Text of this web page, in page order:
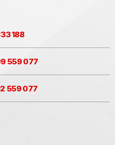
188
559 077
559 077